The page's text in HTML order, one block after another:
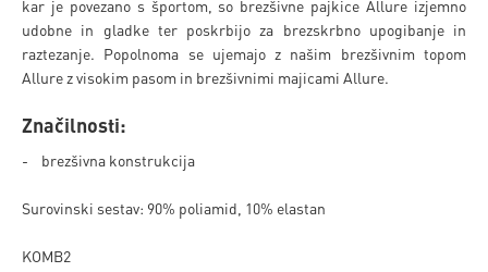
kar je povezano s športom, so brezšivne pajkice Allure izjemno
udobne in gladke ter poskrbijo za brezskrbno upogibanje in
raztezanje. Popolnoma se ujemajo z našim brezšivnim topom
Allure z visokim pasom in brezšivnimi majicami Allure.
Značilnosti:
- brezšivna konstrukcija
Surovinski sestav: 90% poliamid, 10% elastan
KOMB2